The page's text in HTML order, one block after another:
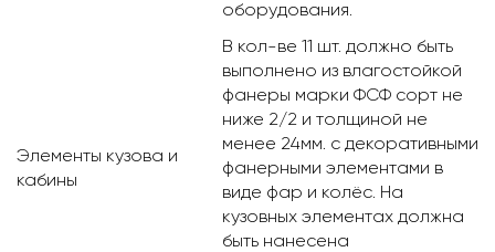
оборудования.
Элементы кузова и
кабины
В кол-ве 11 шт. должно быть
выполнено из влагостойкой
фанеры марки ФСФ сорт не
ниже 2/2 и толщиной не
менее 24мм. с декоративными
фанерными элементами в
виде фар и колёс. На
кузовных элементах должна
быть нанесена